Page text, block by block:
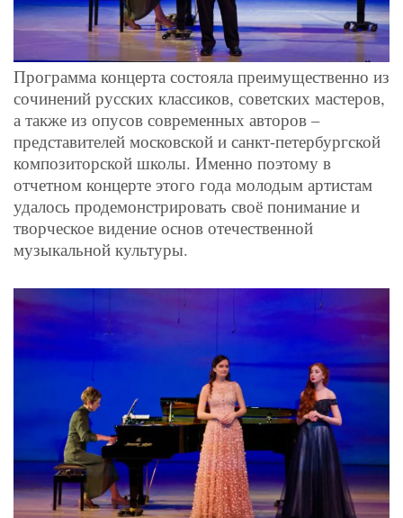
Программа концерта состояла преимущественно из
сочинений русских классиков, советских мастеров,
а также из опусов современных авторов –
представителей московской и санкт-петербургской
композиторской школы. Именно поэтому в
отчетном концерте этого года молодым артистам
удалось продемонстрировать своё понимание и
творческое видение основ отечественной
музыкальной культуры.